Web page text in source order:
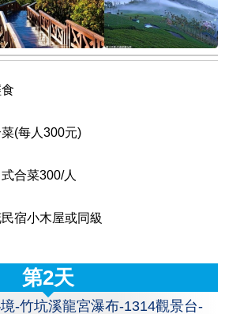
(每人300元)
合菜300/人
宿小木屋或同級
第2天
-竹坑溪龍宮瀑布-1314觀景台-